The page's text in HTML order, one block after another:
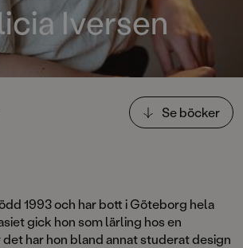
Iversen
Se böcker
1993 och har bott i Göteborg hela
gick hon som lärling hos en
har hon bland annat studerat design